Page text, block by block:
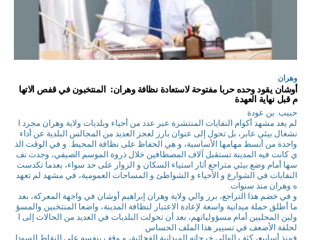
وهران
أوشان يقود وحده حربا مفتوحة لاستعادة نظافة وهران: المنتخبون في قفص الاتها
م قبل نهاية العهدة
حبيب. بن عودة
لم يعد مشهد أكوام النفايات المنتشرة عبر عدد من أحياء وبلديات ولاية وهران مجرد ا
نشغال بيئي عابر، بل تحول إلى عنوان بارز لعجز العديد من المجالس البلدية عن أداء
واحدة من أبسط مهامها الأساسية، و هي الحفاظ على نظافة المحيط. و في الوقت الذ
ي كانت فيه المدينة تستقبل آلاف المصطافين خلال ذروة الموسم الصيفي، وجدت نف
سها أمام وضع بيئي متراجع أثار استياء السكان و الزوار على حد سواء، بعدما تكدست
النفايات في الشوارع و الأحياء و الشواطئ و المساحات العمومية، في مشهد لم تعهد
ه وهران منذ سنوات.
و في خضم هذا التراجع، برز والي ولاية وهران إبراهيم أوشان في واجهة المعركة، بعد
ما أطلق حملة ميدانية واسعة لإعادة الاعتبار لنظافة المدينة، واضعا المنتخبين والمسؤ
ولين المحليين أمام مسؤولياتهم، بعد أن تحولت البلديات في العديد من الحالات إلى ا
لحلقة الأضعف في تسيير هذا الملف الحساس.
فمنذ أسابيع، كثف الوالي خرجاته الميدانية الفجائية، و وقف بنفسه على النقاط السودا